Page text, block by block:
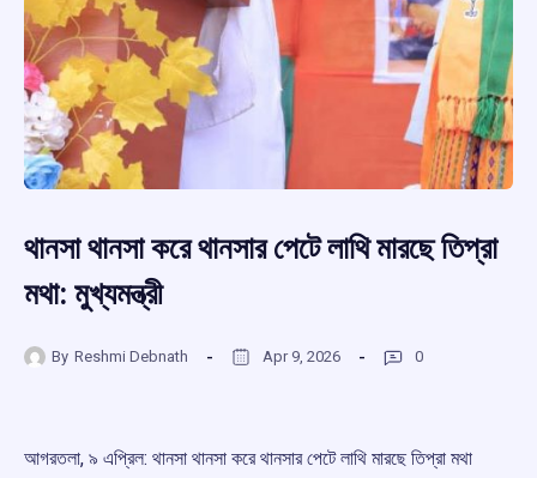
থানসা থানসা করে থানসার পেটে লাথি মারছে তিপ্রা
মথা: মুখ্যমন্ত্রী
By Reshmi Debnath Apr 9, 2026 0
আগরতলা, ৯ এপ্রিল: থানসা থানসা করে থানসার পেটে লাথি মারছে তিপ্রা মথা